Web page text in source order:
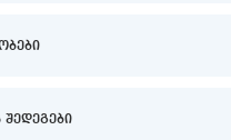
შედეგები